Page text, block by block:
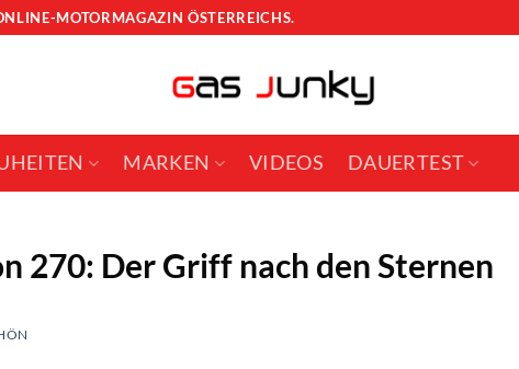
MOTORMAGAZIN ÖSTERREICHS.
MARKEN VIDEOS DAUERTEST
270: Der Griff nach den Sternen